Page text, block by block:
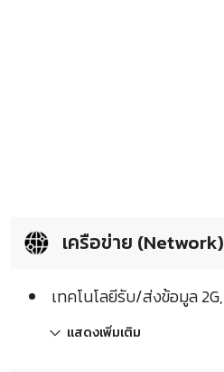
เครือข่าย (Network)
เทคโนโลยีรับ/ส่งข้อมูล 2G,
แสดงเพิ่มเติม